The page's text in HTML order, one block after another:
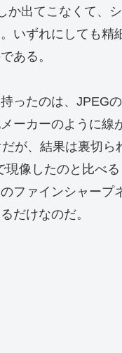
か出てこなくて、
いずれにしても
ある。
ったのは、JPEG
ーカーのように
が、結果は裏切
像したのと比べ
ファインシャープ
だけなのだ。